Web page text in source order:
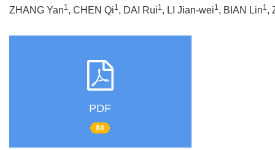
ZHANG Yan1, CHEN Qi1, DAI Rui1, LI Jian-wei1, BIAN Lin1,
PDF
84